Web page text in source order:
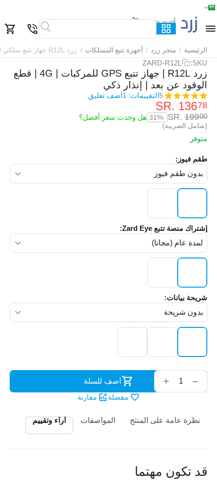
الرئيسية / متجر زرد / أجهزة تتبع الممتلكات / زرد R12L جهاز تتبع سلكي للمركبات
SKU:
ZARD-R12L
زرد R12L | جهاز تتبع GPS للمركبات | 4G | قطع
الوقود عن بعد | إنذار ذكي
5التقييمات: 1 أضف تعليق
SR.‎136
SR.‎199
-31% هل وجدت سعر أفضل؟
(شامل الضريبة)
متوفر
طقم فيوز:
إشتراك منصة تتبع Zard Eye:
شريحة بيانات:
أضف للسلة
مفضلة
مقارنة
نظرة عامة على المنتج المواصفات أراء وتقييم
قد تكون مهتما
الرئيسية القائمة بحث السلة قائمة المفضلة